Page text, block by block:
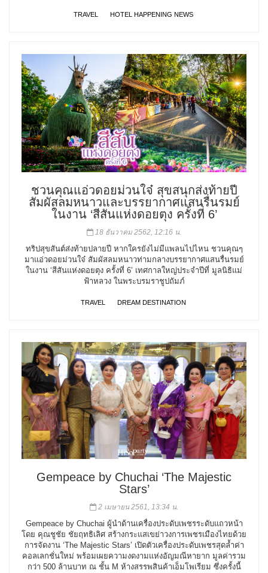
TRAVEL HOTEL HAPPENING NEWS
ชวนคุณแอ่วดอยม่วนใจ๋ สุขสนุกส่งท้ายปี
สัมผัสลมหนาวและบรรยากาศแสนรื่นรมย์
ในงาน ‘สีสันแห่งดอยตุง ครั้งที่ 6’
18 ธันวาคม 2562, 12:16 น.
ทริปสุขสันต์ส่งท้ายปลายปี หากใครยังไม่มีแพลนไปไหน ชวนคุณๆ
มาแอ่วดอยม่วนใจ๋ สัมผัสลมหนาวท่ามกลางบรรยากาศแสนรื่นรมย์
ในงาน ‘สีสันแห่งดอยตุง ครั้งที่ 6’ เทศกาลใหญ่ประจำปีที่ มูลนิธิแม่
ฟ้าหลวง ในพระบรมราชูปถัมภ์
TRAVEL DREAM DESTINATION
Gempeace by Chuchai ‘The Majestic
Stars’
2 เมษายน 2561, 13:34 น.
Gempeace by Chuchai ผู้นำด้านเครื่องประดับเพชรระดับแถวหน้า
โดย คุณชูชัย ชัยฤทธิเลิศ สร้างกระแสเขย่าวงการเพชรเมืองไทยด้วย
การจัดงาน ‘The Majestic Stars’ เปิดตัวเครื่องประดับเพชรสุดล้ำค่า
คอลเลกชั่นใหม่ พร้อมเผยความงดงามแห่งอัญมณีหายาก มูลค่ารวม
กว่า 500 ล้านบาท ณ ชั้น M ห้างสรรพสินค้าเอ็มโพเรียม ซึ่งครั้งนี้